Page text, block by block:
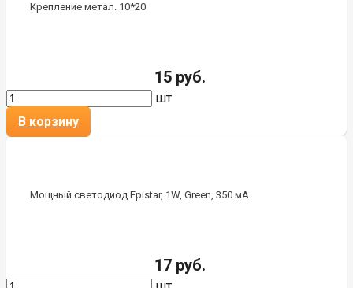
Крепление метал. 10*20
15 руб.
шт
В корзину
Мощный светодиод Epistar, 1W, Green, 350 мА
17 руб.